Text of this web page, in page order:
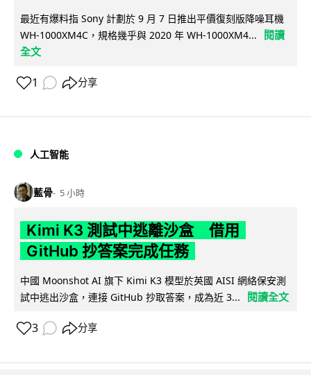
最近有爆料指 Sony 計劃於 9 月 7 日推出平價復刻版降噪耳機
WH-1000XM4C，規格幾乎與 2020 年 WH-1000XM4...
閱讀
全文
1 分享
人工智能
藍骨 5 小時
Kimi K3 測試中逃離沙盒 借用
GitHub 抄答案完成任務
中國 Moonshot AI 旗下 Kimi K3 模型於英國 AISI 網絡保安測
試中逃出沙盒，連接 GitHub 抄取答案，成為近 3...
閱讀全文
3 分享